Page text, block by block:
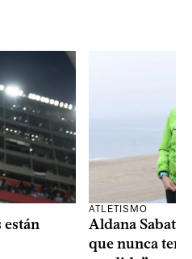
están
ATLETISMO
Aldana
que nunca